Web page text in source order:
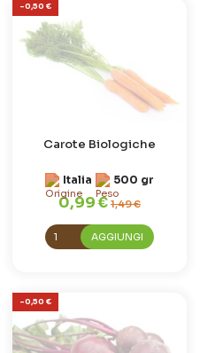
-0,50 €
Carote Biologiche
Italia 500 gr
0,99 €1,49 €
AGGIUNGI
-0,50 €